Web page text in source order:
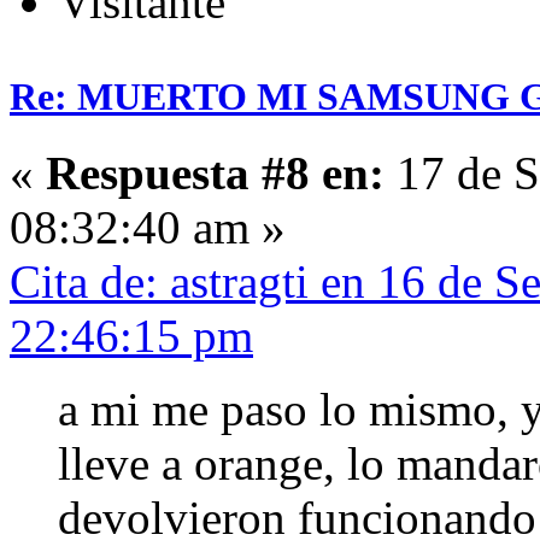
Re: MUERTO MI SAMSUNG
« Respuesta #8 en: 17 de
08:32:40 am »
Cita de: astragti en 16 de
22:46:15 pm
a mi me paso lo mismo,
lleve a orange, lo
devolvieron